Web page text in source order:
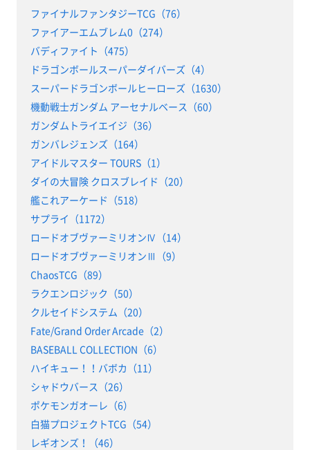
ファイナルファンタジーTCG（76）
ファイアーエムブレム0（274）
バディファイト（475）
ドラゴンボールスーパーダイバーズ（4）
スーパードラゴンボールヒーローズ（1630）
機動戦士ガンダム アーセナルベース（60）
ガンダムトライエイジ（36）
ガンバレジェンズ（164）
アイドルマスター TOURS（1）
ダイの大冒険 クロスブレイド（20）
艦これアーケード（518）
サプライ（1172）
ロードオブヴァーミリオンⅣ（14）
ロードオブヴァーミリオンⅢ（9）
ChaosTCG（89）
ラクエンロジック（50）
クルセイドシステム（20）
Fate/Grand Order Arcade（2）
BASEBALL COLLECTION（6）
ハイキュー！！バボカ（11）
シャドウバース（26）
ポケモンガオーレ（6）
白猫プロジェクトTCG（54）
レギオンズ！（46）